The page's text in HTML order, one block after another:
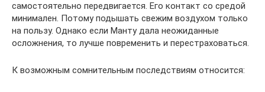
самостоятельно передвигается. Его контакт со средой
минимален. Потому подышать свежим воздухом только
на пользу. Однако если Манту дала неожиданные
осложнения, то лучше повременить и перестраховаться.
К возможным сомнительным последствиям относится: